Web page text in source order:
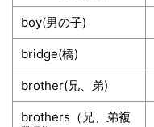
boy(男の子)
bridge(橋)
brother(兄、弟)
brothers（兄、弟複